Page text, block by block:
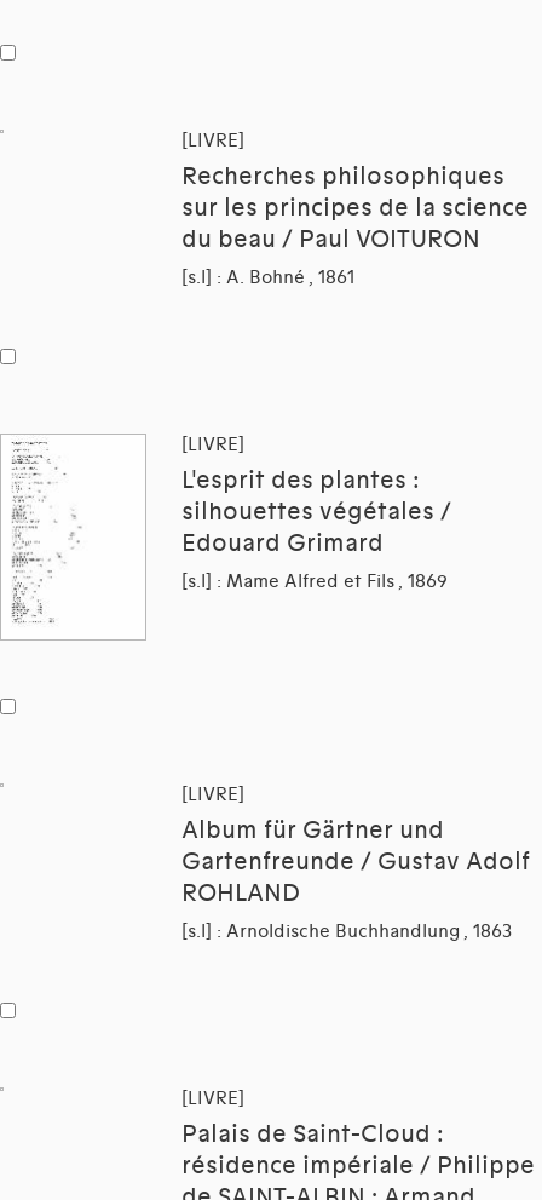
[LIVRE]
Recherches philosophiques
sur les principes de la science
du beau / Paul VOITURON
[s.l] : A. Bohné , 1861
[LIVRE]
L'esprit des plantes :
silhouettes végétales /
Edouard Grimard
[s.l] : Mame Alfred et Fils , 1869
[LIVRE]
Album für Gärtner und
Gartenfreunde / Gustav Adolf
ROHLAND
[s.l] : Arnoldische Buchhandlung , 1863
[LIVRE]
Palais de Saint-Cloud :
résidence impériale / Philippe